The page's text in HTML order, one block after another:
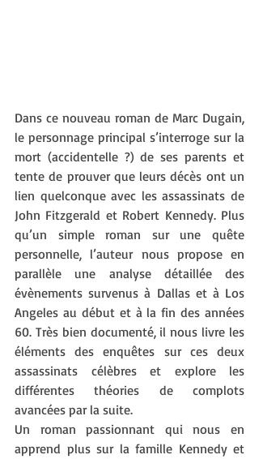
Dans ce nouveau roman de Marc Dugain,
le personnage principal s’interroge sur la
mort (accidentelle ?) de ses parents et
tente de prouver que leurs décès ont un
lien quelconque avec les assassinats de
John Fitzgerald et Robert Kennedy. Plus
qu’un simple roman sur une quête
personnelle, l’auteur nous propose en
parallèle une analyse détaillée des
évènements survenus à Dallas et à Los
Angeles au début et à la fin des années
60. Très bien documenté, il nous livre les
éléments des enquêtes sur ces deux
assassinats célèbres et explore les
différentes théories de complots
avancées par la suite.
Un roman passionnant qui nous en
apprend plus sur la famille Kennedy et